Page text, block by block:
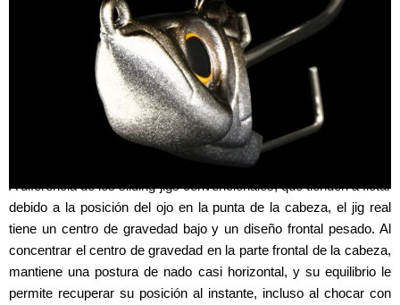
A diferencia de los sliding jigs convencionales, que tienden a flotar
debido a la posición del ojo en la punta de la cabeza, el jig real
tiene un centro de gravedad bajo y un diseño frontal pesado. Al
concentrar el centro de gravedad en la parte frontal de la cabeza,
mantiene una postura de nado casi horizontal, y su equilibrio le
permite recuperar su posición al instante, incluso al chocar con